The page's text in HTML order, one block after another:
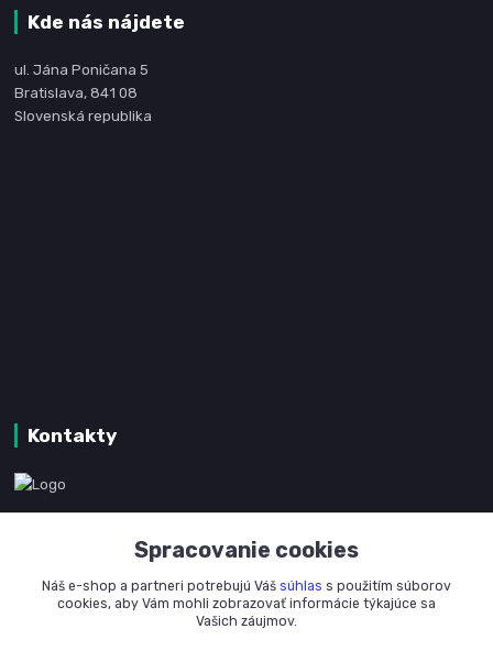
Kde nás nájdete
ul. Jána Poničana 5
Bratislava, 841 08
Slovenská republika
Kontakty
+421 905 327 801
(Po-Pia, 8-16 hod.)
Spracovanie cookies
Náš e-shop a partneri potrebujú Váš súhlas s použitím súborov
cookies, aby Vám mohli zobrazovať informácie týkajúce sa
Vašich záujmov.